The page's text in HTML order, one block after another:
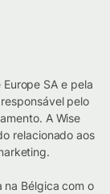
SA e pela
pelo
A Wise
relacionado aos
na Bélgica com o